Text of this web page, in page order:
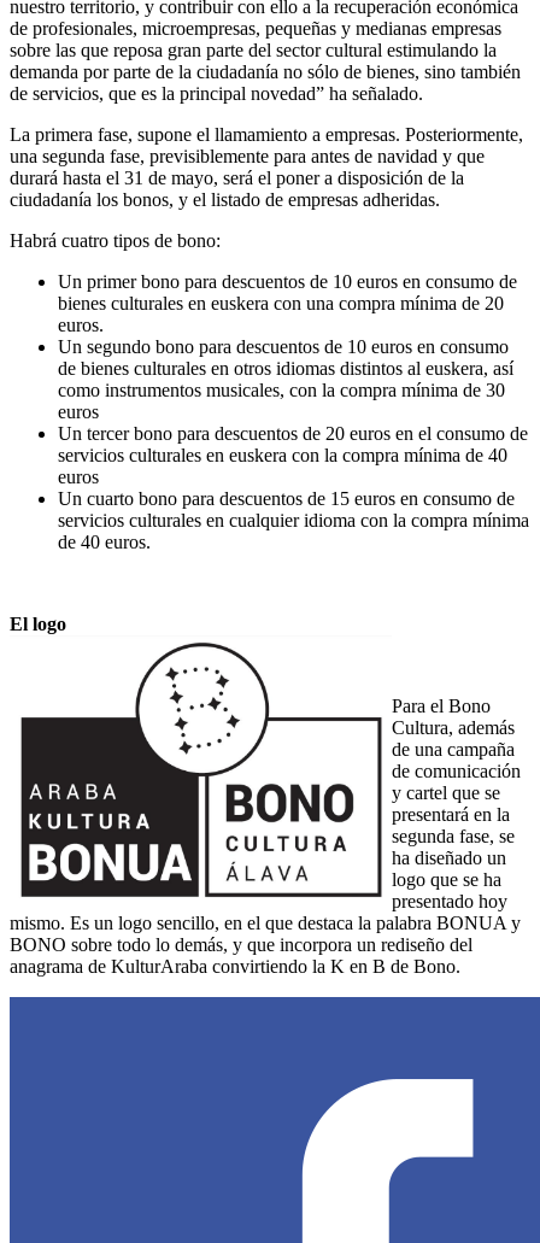
nuestro territorio, y contribuir con ello a la recuperación económica
de profesionales, microempresas, pequeñas y medianas empresas
sobre las que reposa gran parte del sector cultural estimulando la
demanda por parte de la ciudadanía no sólo de bienes, sino también
de servicios, que es la principal novedad” ha señalado.
La primera fase, supone el llamamiento a empresas. Posteriormente,
una segunda fase, previsiblemente para antes de navidad y que
durará hasta el 31 de mayo, será el poner a disposición de la
ciudadanía los bonos, y el listado de empresas adheridas.
Habrá cuatro tipos de bono:
Un primer bono para descuentos de 10 euros en consumo de
bienes culturales en euskera con una compra mínima de 20
euros.
Un segundo bono para descuentos de 10 euros en consumo
de bienes culturales en otros idiomas distintos al euskera, así
como instrumentos musicales, con la compra mínima de 30
euros
Un tercer bono para descuentos de 20 euros en el consumo de
servicios culturales en euskera con la compra mínima de 40
euros
Un cuarto bono para descuentos de 15 euros en consumo de
servicios culturales en cualquier idioma con la compra mínima
de 40 euros.
El logo
Para el Bono
Cultura, además
de una campaña
de comunicación
y cartel que se
presentará en la
segunda fase, se
ha diseñado un
logo que se ha
presentado hoy
mismo. Es un logo sencillo, en el que destaca la palabra BONUA y
BONO sobre todo lo demás, y que incorpora un rediseño del
anagrama de KulturAraba convirtiendo la K en B de Bono.